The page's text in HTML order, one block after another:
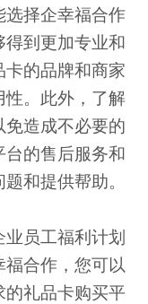
选择企幸福合作
到更加专业和
的品牌和商家
。此外，了解
造成不必要的
的售后服务和
和提供帮助。
员工福利计划
合作，您可以
礼品卡购买平